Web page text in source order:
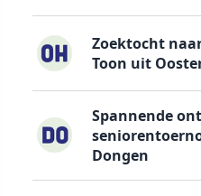
Zoektocht
Toon uit
Spannende
Dongen